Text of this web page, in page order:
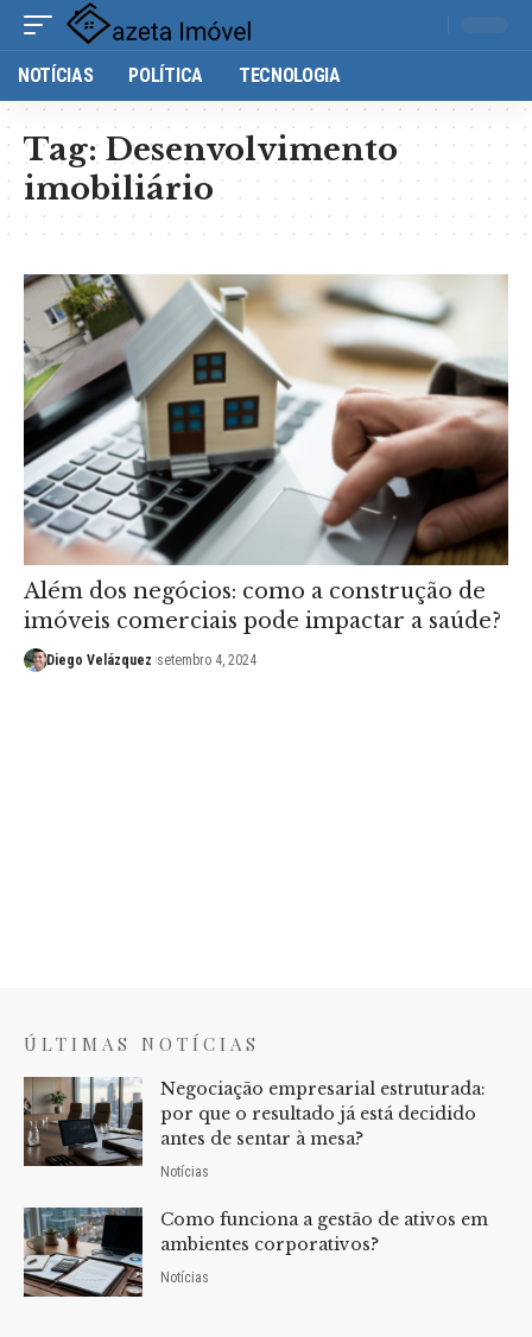
NOTÍCIAS POLÍTICA TECNOLOGIA
Tag:Desenvolvimento
imobiliário
Além dos negócios: como a construção de
imóveis comerciais pode impactar a saúde?
Diego Velázquez setembro 4, 2024
ÚLTIMAS NOTÍCIAS
Negociação empresarial estruturada:
por que o resultado já está decidido
antes de sentar à mesa?
Notícias
Como funciona a gestão de ativos em
ambientes corporativos?
Notícias